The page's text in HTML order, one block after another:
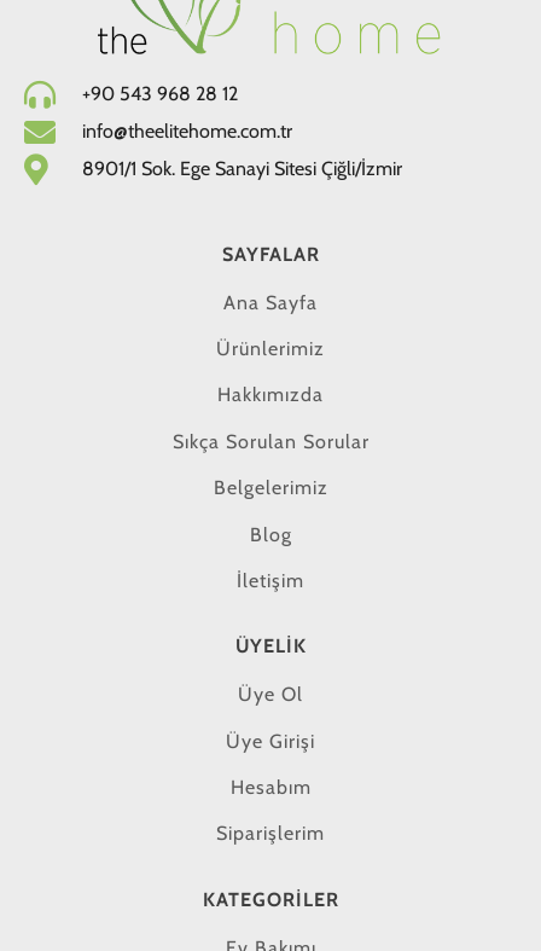
+90 543 968 28 12
info@theelitehome.com.tr
8901/1 Sok. Ege Sanayi Sitesi Çiğli/İzmir
SAYFALAR
Ana Sayfa
Ürünlerimiz
Hakkımızda
Sıkça Sorulan Sorular
Belgelerimiz
Blog
İletişim
ÜYELIK
Üye Ol
Üye Girişi
Hesabım
Siparişlerim
KATEGORILER